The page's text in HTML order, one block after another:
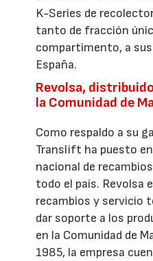
K-Series de
tanto de fracción
compartimento, a
España.
Revolsa,
la Comunidad de
Como respaldo a su
Translift ha puesto
nacional de
todo el país. Revolsa
recambios y servicio
dar soporte a los
en la Comunidad de
1985, la empresa